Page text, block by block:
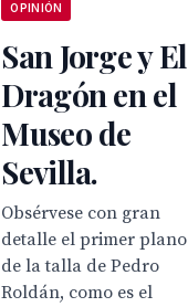
OPINIÓN
San Jorge y El
Dragón en el
Museo de
Sevilla.
Obsérvese con gran
detalle el primer plano
de la talla de Pedro
Roldán, como es el